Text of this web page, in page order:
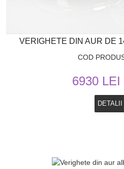
VERIGHETE DIN AUR DE
COD
6930 LEI
DETALII